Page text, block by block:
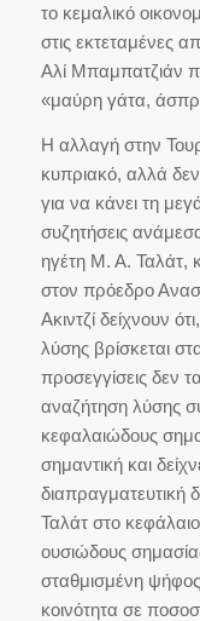
το κεμαλικό
στις εκτεταμένες
Αλί Μπαμπατζιάν
«μαύρη γάτα,
Η αλλαγή στην
κυπριακό, αλλά δεν
για να κάνει τη
συζητήσεις
ηγέτη Μ. Α. Ταλάτ,
στον πρόεδρο
Ακιντζί δείχνουν
λύσης βρίσκεται
προσεγγίσεις δεν
αναζήτηση λύσης
κεφαλαιώδους
σημαντική και
διαπραγματευτική
Ταλάτ στο
ουσιώδους
σταθμισμένη ψήφος
κοινότητα σε